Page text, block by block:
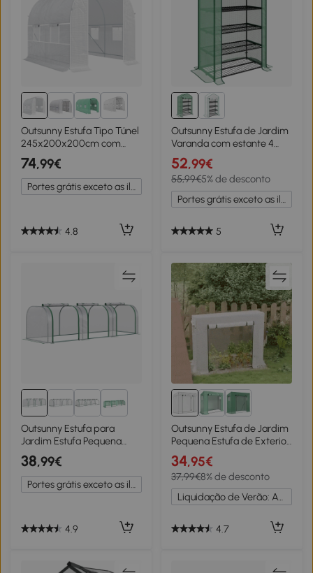
2+
Outsunny Estufa Tipo Túnel
245x200x200cm com
Portas Enroláveis e 4
Janelas Cobertura de PE
Estrutura de Metal Branco
74,99€
Portes grátis exceto as ilhas
4.8
Outsunny Estufa de Jardim
Varanda com estante 4
Níveis 90L x 49l x 160H cm
Aço galvanizado cobertura
removível PE Alta
densidade Verde
52,99€
55,99€5% de desconto
Portes grátis exceto as ilhas
5
3+
Outsunny Estufa para
Jardim Estufa Pequena
para Cultivo de Plantas
com 3 Janelas 295x100x80
cm 3 Transparente e Verde
38,99€
Portes grátis exceto as ilhas
4.9
Outsunny Estufa de Jardim
Pequena Estufa de Exterior
com Janelas e Estrutura de
Aço Estufa de Cultivo
200x76x168 cm Branco
34,95€
37,99€8% de desconto
Liquidação de Verão: Até -20%
4.7